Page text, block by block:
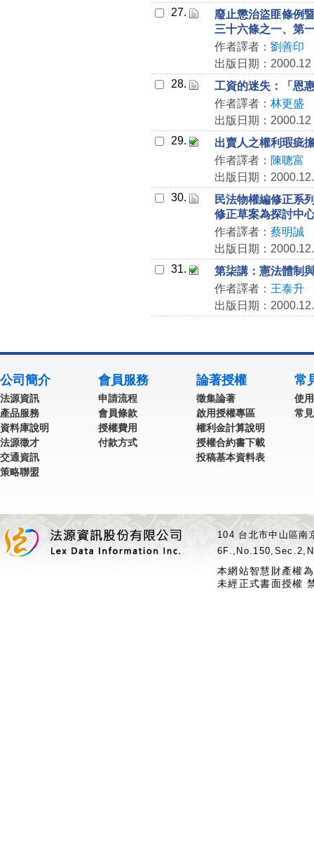
27.
廢止懲治盜匪條例
三十六條之一、第
作者譯者： 劉善印
出版日期：2000.12
28.
工資的迷失：「恩
作者譯者： 林更盛
出版日期：2000.12
29.
出賣人之權利瑕疵
作者譯者： 陳聰富
出版日期：
30.
民法物權編修正系
修正草案為探討中
作者譯者： 蔡明誠
出版日期：
31.
第柒講：憲法體制
作者譯者： 王泰升
出版日期：
公司簡介
法源資訊
產品服務
資料庫說明
法源徵才
交通資訊
策略聯盟
會員服務
申請流程
會員條款
授權費用
付款方式
論著授權
徵集論著
啟用授權專區
權利金計算說明
授權合約書下載
投稿基本資料表
常
使
常
104 台北市中山區
本網站智慧財產權
未經正式書面授權